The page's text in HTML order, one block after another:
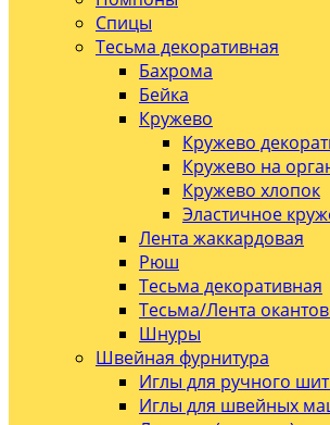
Спицы
Тесьма декоративная
Бахрома
Бейка
Кружево
Кружево
Кружево на
Кружево хлопок
Эластичное
Лента жаккардовая
Рюш
Тесьма декоративная
Тесьма/Лента
Шнуры
Швейная фурнитура
Иглы для ручного
Иглы для швейных